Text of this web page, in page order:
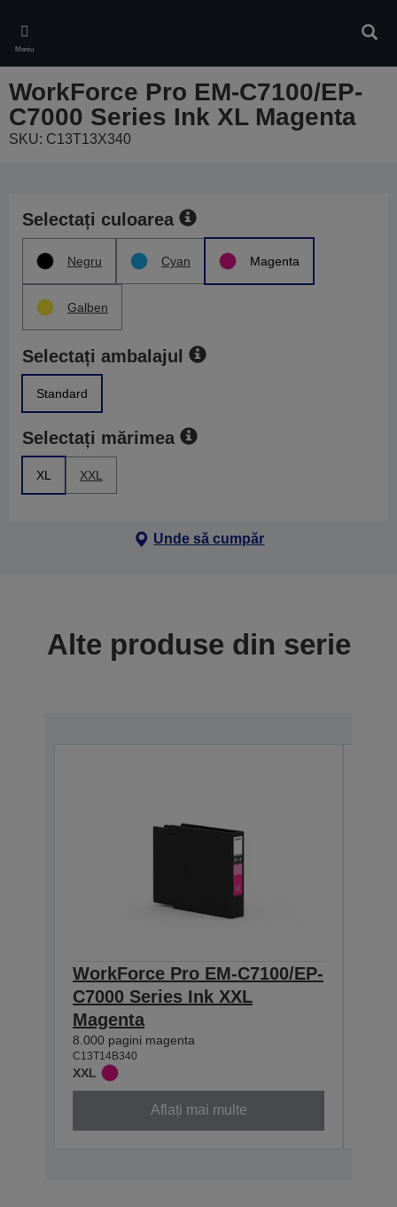
main
content
Meniu
WorkForce Pro EM-C7100/EP-
C7000 Series Ink XL Magenta
SKU: C13T13X340
Selectați culoarea
Negru Cyan Magenta
Galben
Selectați ambalajul
Standard
Selectați mărimea
XL XXL
Unde să cumpăr
Alte produse din serie
WorkForce Pro EM-C7100/EP-
C7000 Series Ink XXL
Magenta
8.000 pagini magenta
C13T14B340
XXL
Aflați mai multe